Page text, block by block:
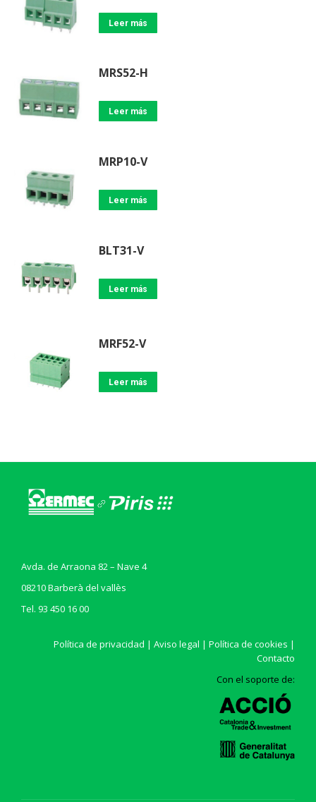
Leer más
MRS52-H
Leer más
MRP10-V
Leer más
BLT31-V
Leer más
MRF52-V
Leer más
Avda. de Arraona 82 – Nave 4
08210 Barberà del vallès
Tel. 93 450 16 00
Política de privacidad | Aviso legal | Política de cookies |
Contacto
Con el soporte de: